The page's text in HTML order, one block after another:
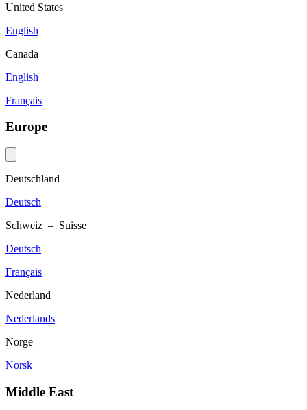
United States
English
Canada
English
Français
Europe
Deutschland
Deutsch
Schweiz – Suisse
Deutsch
Français
Nederland
Nederlands
Norge
Norsk
Middle East